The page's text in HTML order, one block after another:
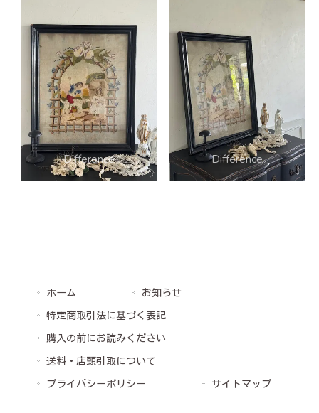
ホーム
お知らせ
特定商取引法に基づく表記
購入の前にお読みください
送料・店頭引取について
プライバシーポリシー
サイトマップ